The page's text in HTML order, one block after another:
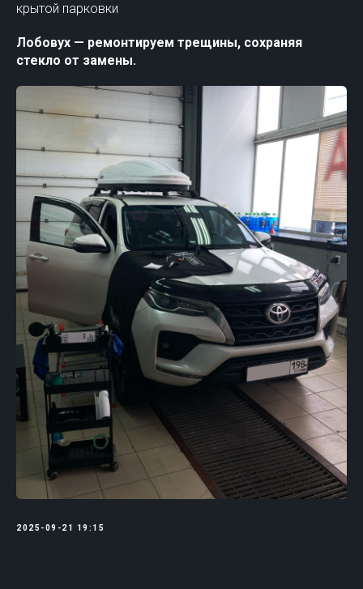
крытой парковки
Лобовух — ремонтируем трещины, сохраняя
стекло от замены.
2025-09-21 19:15